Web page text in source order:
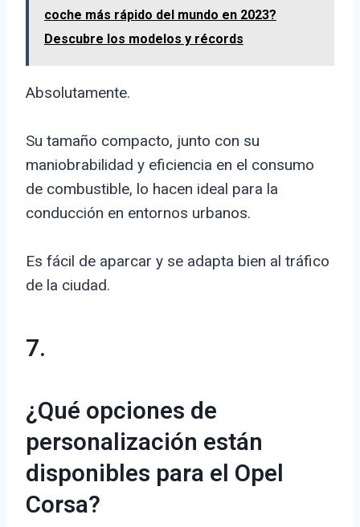
coche más rápido del mundo en 2023?
Descubre los modelos y récords
Absolutamente.
Su tamaño compacto, junto con su
maniobrabilidad y eficiencia en el consumo
de combustible, lo hacen ideal para la
conducción en entornos urbanos.
Es fácil de aparcar y se adapta bien al tráfico
de la ciudad.
7.
¿Qué opciones de
personalización están
disponibles para el Opel
Corsa?